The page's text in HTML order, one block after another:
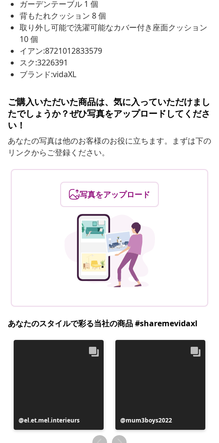
ガーデンテーブル 1 個
背もたれクッション 8 個
取り外し可能で洗濯可能なカバー付き座面クッション
10 個
イアン:8721012833579
スク:3226391
ブランド:vidaXL
ご購入いただいた商品は、気に入っていただけまし
たでしょうか？ぜひ写真をアップロードしてくださ
い！
あなたの写真は他のお客様のお役に立ちます。まずは下の
リンクからご登録ください。
写真をアップロード
あなたのスタイルで彩る当社の商品 #sharemevidaxl
投
稿
el.et.mel.interieurs
投
稿
者
mum3boys2022